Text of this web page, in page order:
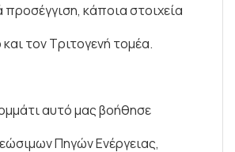
προσέγγιση, κάποια στοιχεία
και τον Τριτογενή τομέα.
αυτό μας βοήθησε
Πηγών Ενέργειας,